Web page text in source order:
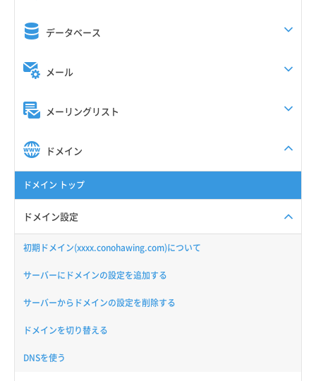
データベース
メール
メーリングリスト
ドメイン
ドメイン トップ
ドメイン設定
初期ドメイン(xxxx.conohawing.com)について
サーバーにドメインの設定を追加する
サーバーからドメインの設定を削除する
ドメインを切り替える
DNSを使う